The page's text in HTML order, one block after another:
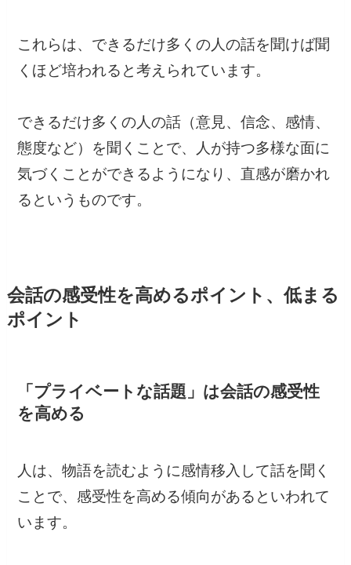
これらは、できるだけ多くの人の話を聞けば聞
くほど培われると考えられています。
できるだけ多くの人の話（意見、信念、感情、
態度など）を聞くことで、人が持つ多様な面に
気づくことができるようになり、直感が磨かれ
るというものです。
会話の感受性を高めるポイント、低まる
ポイント
「プライベートな話題」は会話の感受性
を高める
人は、物語を読むように感情移入して話を聞く
ことで、感受性を高める傾向があるといわれて
います。